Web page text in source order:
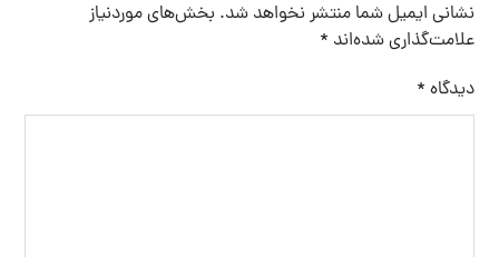
نشانی ایمیل شما منتشر نخواهد شد. بخش‌های موردنیاز
علامت‌گذاری شده‌اند *
دیدگاه *